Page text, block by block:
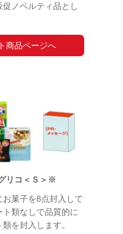
促ノベルティ品とし
商品ページへ
リコ＜Ｓ＞※
菓子を8点封入して
類なしで品質的に
を封入します。